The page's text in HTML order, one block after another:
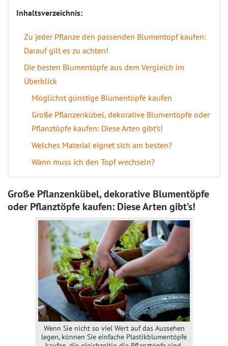
Inhaltsverzeichnis:
Zu jeder Pflanze den passenden Blumentopf kaufen:
Darauf gilt es zu achten!
Die besten Blumentöpfe aus dem Vergleich im
Überblick
Möglichst günstige Blumentöpfe kaufen
Große Pflanzenkübel, dekorative Blumentöpfe oder
Pflanztöpfe kaufen: Diese Arten gibt’s!
Welches Material eignet sich am besten?
Wann muss ich den Topf wechseln?
Große Pflanzenkübel, dekorative Blumentöpfe
oder Pflanztöpfe kaufen: Diese Arten gibt’s!
Wenn Sie nicht so viel Wert auf das Aussehen
legen, können Sie einfache Plastikblumentöpfe